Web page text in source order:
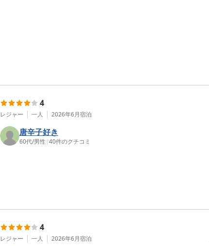
4
レジャー 一人 2026年6月宿泊
唐辛子好き
60代/男性 |40件のクチコミ
4
レジャー 一人 2026年6月宿泊